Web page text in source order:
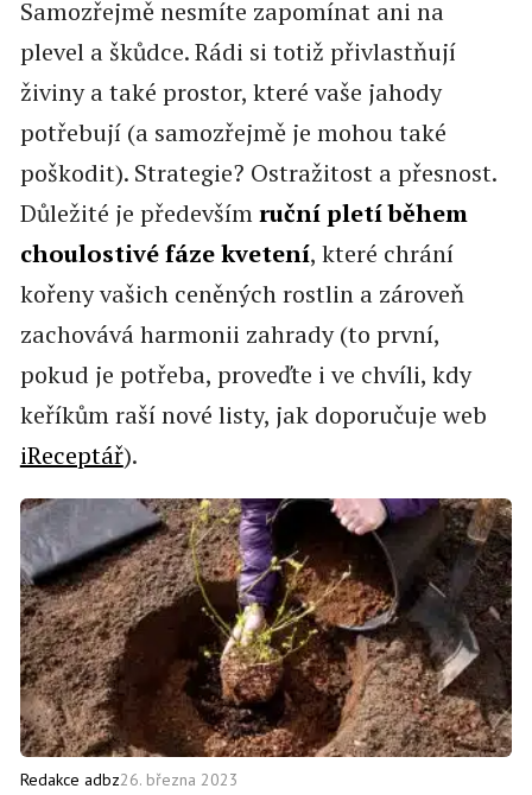
Samozřejmě nesmíte zapomínat ani na
plevel a škůdce. Rádi si totiž přivlastňují
živiny a také prostor, které vaše jahody
potřebují (a samozřejmě je mohou také
poškodit). Strategie? Ostražitost a přesnost.
Důležité je předevšímruční pletí během
choulostivé fáze kvetení, které chrání
kořeny vašich ceněných rostlin a zároveň
zachovává harmonii zahrady (to první,
pokud je potřeba, proveďte i ve chvíli, kdy
keříkům raší nové listy, jak doporučuje web
iReceptář).
Redakce adbz26. března 2023